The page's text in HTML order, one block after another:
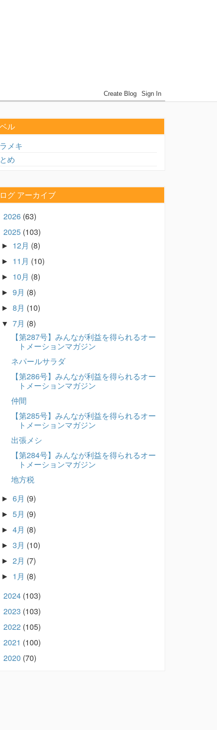
ル
メキ
め
グ アーカイブ
2026 (63)
2025 (103)
► 12月 (8)
► 11月 (10)
► 10月 (8)
► 9月 (8)
► 8月 (10)
▼ 7月 (8)
【第287号】みんなが利益を得られるオー
トメーションマガジン
ネパールサラダ
【第286号】みんなが利益を得られるオー
トメーションマガジン
仲間
【第285号】みんなが利益を得られるオー
トメーションマガジン
出張メシ
【第284号】みんなが利益を得られるオー
トメーションマガジン
地方税
► 6月 (9)
► 5月 (9)
► 4月 (8)
► 3月 (10)
► 2月 (7)
► 1月 (8)
2024 (103)
2023 (103)
2022 (105)
2021 (100)
2020 (70)